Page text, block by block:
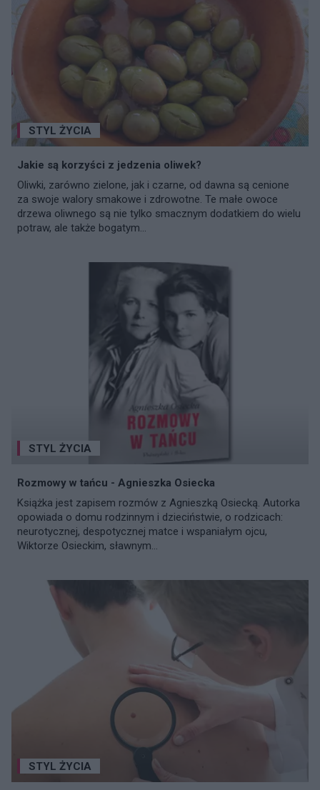
STYL ŻYCIA
Jakie są korzyści z jedzenia oliwek?
Oliwki, zarówno zielone, jak i czarne, od dawna są cenione
za swoje walory smakowe i zdrowotne. Te małe owoce
drzewa oliwnego są nie tylko smacznym dodatkiem do wielu
potraw, ale także bogatym...
STYL ŻYCIA
Rozmowy w tańcu - Agnieszka Osiecka
Książka jest zapisem rozmów z Agnieszką Osiecką. Autorka
opowiada o domu rodzinnym i dzieciństwie, o rodzicach:
neurotycznej, despotycznej matce i wspaniałym ojcu,
Wiktorze Osieckim, sławnym...
STYL ŻYCIA